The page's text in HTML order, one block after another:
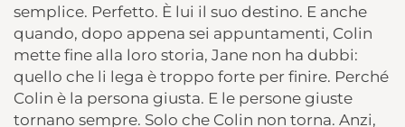
semplice. Perfetto. È lui il suo destino. E anche
quando, dopo appena sei appuntamenti, Colin
mette fine alla loro storia, Jane non ha dubbi:
quello che li lega è troppo forte per finire. Perché
Colin è la persona giusta. E le persone giuste
tornano sempre. Solo che Colin non torna. Anzi,